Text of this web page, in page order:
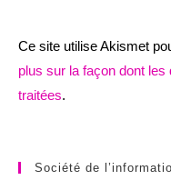
Ce site utilise Akismet
plus sur la façon dont
traitées.
Société de